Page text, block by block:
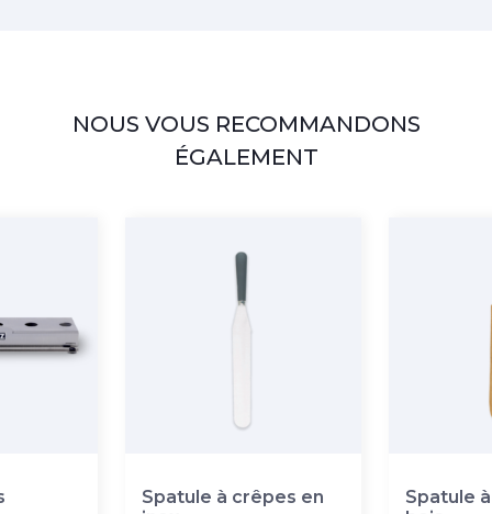
NOUS VOUS RECOMMANDONS
ÉGALEMENT
Spatule à crêpes en
Spatule